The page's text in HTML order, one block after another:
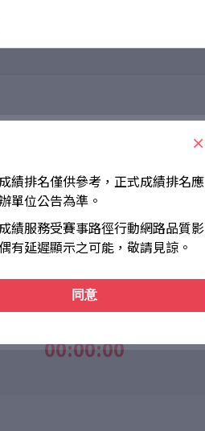
個人成績
Net Time
00:00:00
績排名僅供參考，正式成績排名應
單位公告為準。
績服務受賽事路徑行動網路品質影
有延遲顯示之可能，敬請見諒。
同意